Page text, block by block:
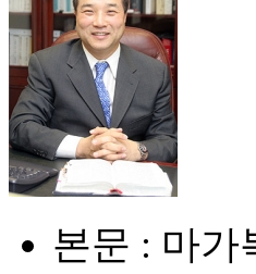
본문 : 마가